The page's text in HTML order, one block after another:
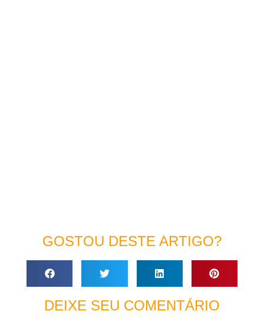
GOSTOU DESTE ARTIGO?
DEIXE SEU COMENTÁRIO